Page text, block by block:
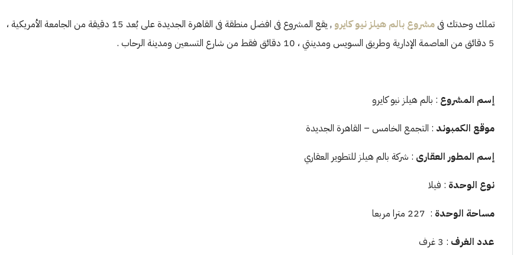
تملك وحدتك فىمشروع بالم هيلز نيو كايرو
, يقع المشروع فى افضل منطقة فى القاهرة الجديدة على بُعد 15 دقيقة من الجامعة الأمريكية ،
5 دقائق من العاصمة الإدارية وطريق السويس ومدينتي ، 10 دقائق فقط من شارع التسعين ومدينة الرحاب .
إسم المشروع : بالم هيلز نيو كايرو
موقع الكمبوند : التجمع الخامس – القاهرة الجديدة
إسم المطور العقارى : شركة بالم هيلز للتطوير العقاري
نوع الوحدة : فيلا
مساحة الوحدة : 227 مترا مربعا
عدد الغرف : 3 غرف